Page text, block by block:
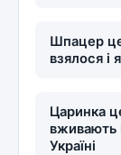
Шпацер
взялося і
Царинка
вживають
Україні